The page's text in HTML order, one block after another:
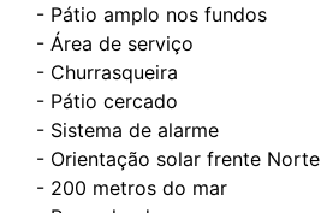
- Pátio amplo nos fundos
- Área de serviço
- Churrasqueira
- Pátio cercado
- Sistema de alarme
- Orientação solar frente Norte
- 200 metros do mar